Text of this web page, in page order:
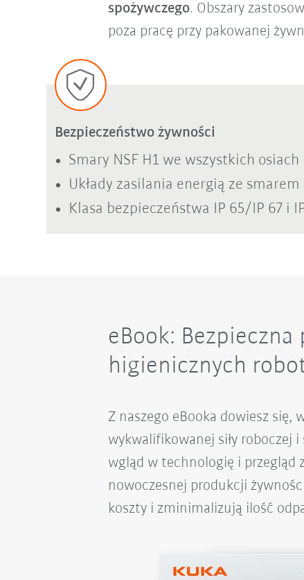
spożywczego. Obszary
poza pracę przy pakowanej
Bezpieczeństwo żywności
Smary NSF H1 we wszystkich osiach
Układy zasilania energią ze smarem
Klasa bezpieczeństwa IP 65/IP 67 i
eBook:
higienicznych
Z naszego eBooka dowiesz się,
wykwalifikowanej siły roboczej
wgląd w technologię i przegląd
nowoczesnej produkcji
koszty i zminimalizują ilość